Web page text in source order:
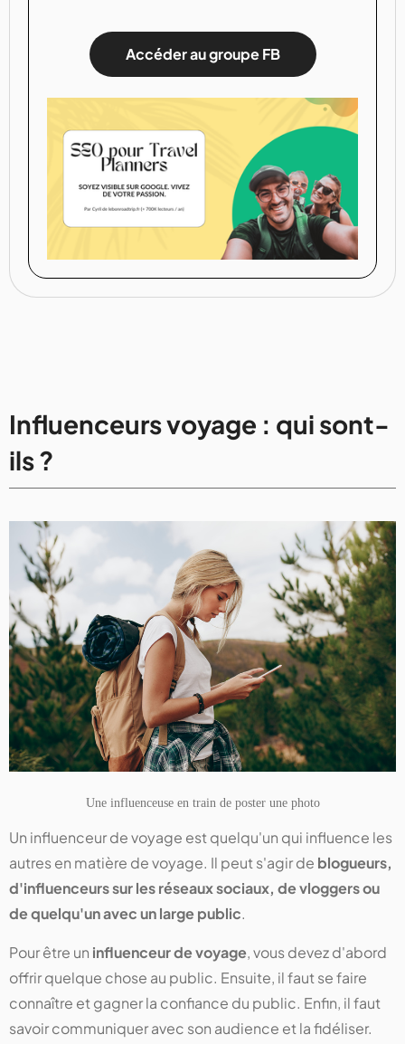
Accéder au groupe FB
Influenceurs voyage : qui sont-
ils ?
Une influenceuse en train de poster une photo
Un influenceur de voyage est quelqu'un qui influence les
autres en matière de voyage. Il peut s'agir de blogueurs,
d'influenceurs sur les réseaux sociaux, de vloggers ou
de quelqu'un avec un large public.
Pour être un influenceur de voyage, vous devez d'abord
offrir quelque chose au public. Ensuite, il faut se faire
connaître et gagner la confiance du public. Enfin, il faut
savoir communiquer avec son audience et la fidéliser.